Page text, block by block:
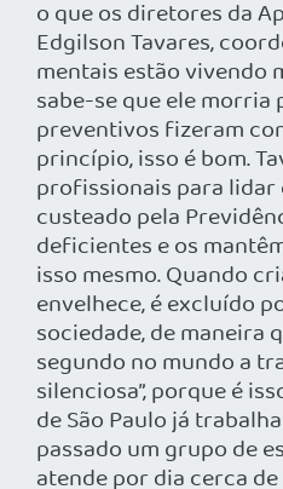
o que os diretores da
Edgilson Tavares,
mentais estão vivendo
sabe-se que ele morria
preventivos fizeram
princípio, isso é bom.
profissionais para lidar
custeado pela
deficientes e os
isso mesmo. Quando
envelhece, é excluído
sociedade, de maneira
segundo no mundo a
silenciosa”, porque é
de São Paulo já
passado um grupo de
atende por dia cerca